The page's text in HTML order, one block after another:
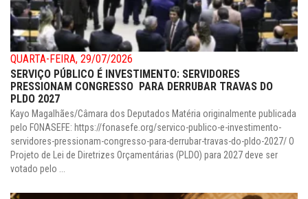
QUARTA-FEIRA, 29/07/2026
SERVIÇO PÚBLICO É INVESTIMENTO: SERVIDORES
PRESSIONAM CONGRESSO PARA DERRUBAR TRAVAS DO
PLDO 2027
Kayo Magalhães/Câmara dos Deputados Matéria originalmente publicada
pelo FONASEFE: https://fonasefe.org/servico-publico-e-investimento-
servidores-pressionam-congresso-para-derrubar-travas-do-pldo-2027/ O
Projeto de Lei de Diretrizes Orçamentárias (PLDO) para 2027 deve ser
votado pelo ...